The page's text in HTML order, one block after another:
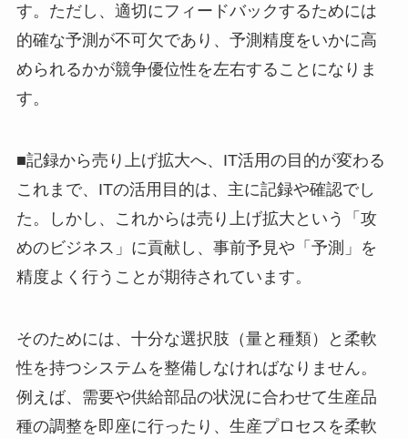
す。ただし、適切にフィードバックするためには
的確な予測が不可欠であり、予測精度をいかに高
められるかが競争優位性を左右することになりま
す。
■記録から売り上げ拡大へ、IT活用の目的が変わる
これまで、ITの活用目的は、主に記録や確認でし
た。しかし、これからは売り上げ拡大という「攻
めのビジネス」に貢献し、事前予見や「予測」を
精度よく行うことが期待されています。
そのためには、十分な選択肢（量と種類）と柔軟
性を持つシステムを整備しなければなりません。
例えば、需要や供給部品の状況に合わせて生産品
種の調整を即座に行ったり、生産プロセスを柔軟